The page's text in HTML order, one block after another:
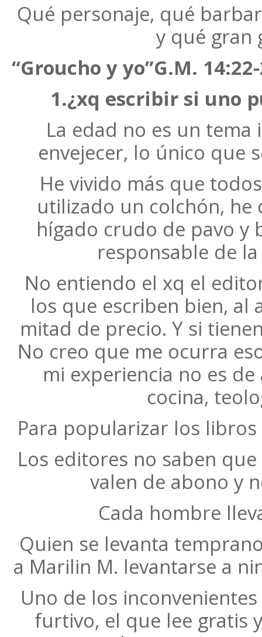
Qué personaje, qué
y qué gran
“Groucho y yo”G.M.
1.¿xq escribir si uno
La edad no es un
envejecer, lo único que
He vivido más que
utilizado un colchón,
hígado crudo de pavo y
responsable de
No entiendo el xq el
los que escriben bien, al
mitad de precio. Y si
No creo que me ocurra
mi experiencia no es
cocina,
Para popularizar los
Los editores no saben
valen de abono y
Cada hombre
Quien se levanta
a Marilin M. levantarse a
Uno de los
furtivo, el que lee gratis